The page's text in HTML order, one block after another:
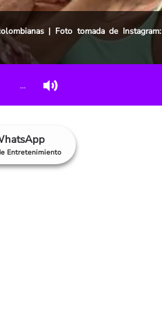
| Foto tomada de Instagram:
…
Entretenimiento